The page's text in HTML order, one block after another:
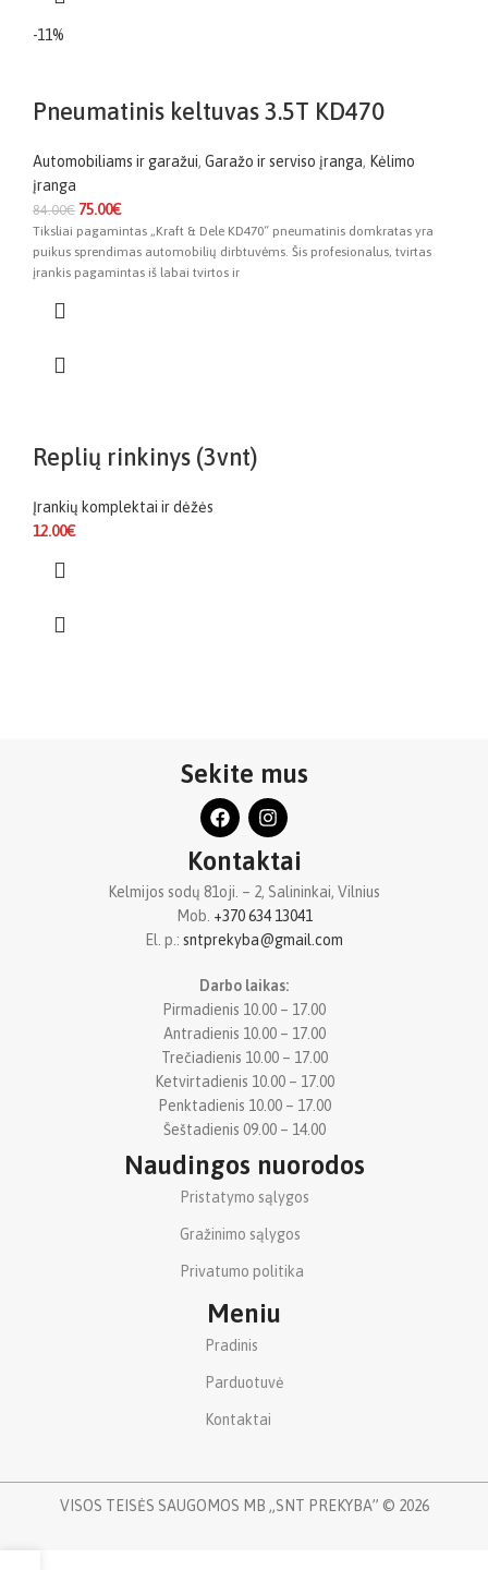
-11%
Pneumatinis keltuvas 3.5T KD470
Automobiliams ir garažui, Garažo ir serviso įranga, Kėlimo
įranga
84.00€ 75.00€
Tiksliai pagamintas „Kraft & Dele KD470“ pneumatinis domkratas yra
puikus sprendimas automobilių dirbtuvėms. Šis profesionalus, tvirtas
įrankis pagamintas iš labai tvirtos ir
Replių rinkinys (3vnt)
Įrankių komplektai ir dėžės
12.00€
Sekite mus
Kontaktai
Kelmijos sodų 81oji. – 2, Salininkai, Vilnius
Mob. +370 634 13041
El. p.: sntprekyba@gmail.com
Darbo laikas:
Pirmadienis 10.00 – 17.00
Antradienis 10.00 – 17.00
Trečiadienis 10.00 – 17.00
Ketvirtadienis 10.00 – 17.00
Penktadienis 10.00 – 17.00
Šeštadienis 09.00 – 14.00
Naudingos nuorodos
Pristatymo sąlygos
Gražinimo sąlygos
Privatumo politika
Meniu
Pradinis
Parduotuvė
Kontaktai
VISOS TEISĖS SAUGOMOS MB „SNT PREKYBA” © 2026